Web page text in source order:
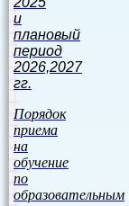
и
плановый
период
2026,2027
гг.
Порядок
приема
на
обучение
по
образовательным